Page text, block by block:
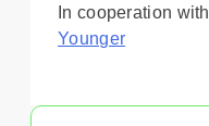
In cooperation with
Younger